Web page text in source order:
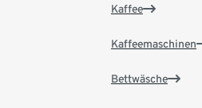
Kaffee
Kaffeemaschinen
Bettwäsche